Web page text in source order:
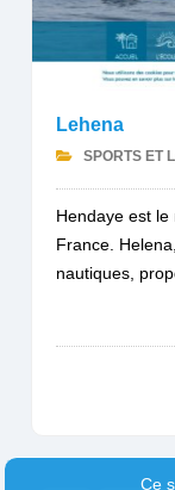
Lehena
SPORTS ET
Hendaye est
France.
nautiques,
Ce